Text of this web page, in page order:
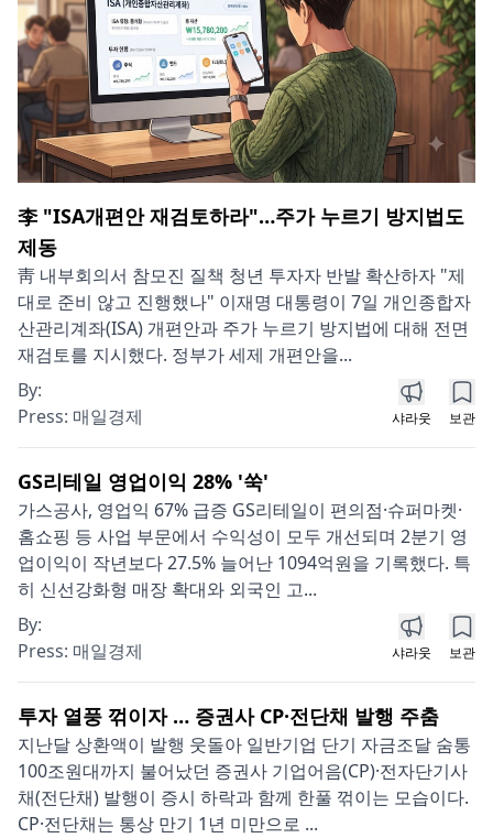
李 "ISA개편안 재검토하라"…주가 누르기 방지법도
제동
靑 내부회의서 참모진 질책 청년 투자자 반발 확산하자 "제
대로 준비 않고 진행했나" 이재명 대통령이 7일 개인종합자
산관리계좌(ISA) 개편안과 주가 누르기 방지법에 대해 전면
재검토를 지시했다. 정부가 세제 개편안을...
By:
Press: 매일경제 샤라웃 보관
GS리테일 영업이익 28% '쑥'
가스공사, 영업익 67% 급증 GS리테일이 편의점·슈퍼마켓·
홈쇼핑 등 사업 부문에서 수익성이 모두 개선되며 2분기 영
업이익이 작년보다 27.5% 늘어난 1094억원을 기록했다. 특
히 신선강화형 매장 확대와 외국인 고...
By:
Press: 매일경제 샤라웃 보관
투자 열풍 꺾이자 … 증권사 CP·전단채 발행 주춤
지난달 상환액이 발행 웃돌아 일반기업 단기 자금조달 숨통
100조원대까지 불어났던 증권사 기업어음(CP)·전자단기사
채(전단채) 발행이 증시 하락과 함께 한풀 꺾이는 모습이다.
CP·전단채는 통상 만기 1년 미만으로 ...